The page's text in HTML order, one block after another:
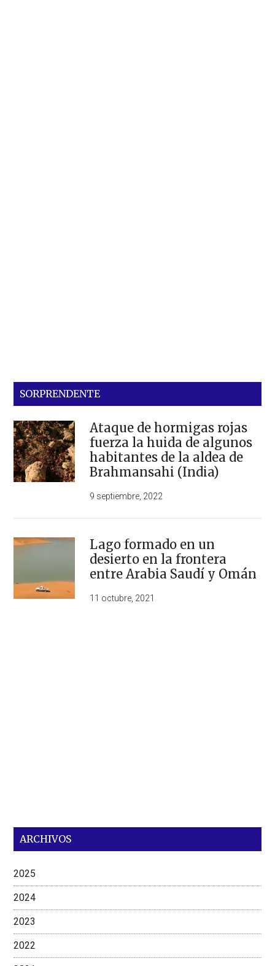
SORPRENDENTE
Ataque de hormigas rojas
fuerza la huida de algunos
habitantes de la aldea de
Brahmansahi (India)
9 septiembre, 2022
Lago formado en un
desierto en la frontera
entre Arabia Saudí y Omán
11 octubre, 2021
ARCHIVOS
2025
2024
2023
2022